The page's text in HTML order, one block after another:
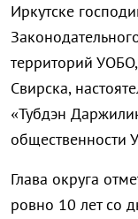
Иркутске
территорий
Свирска,
«Тубдэн
общественности
Глава округа
ровно 10 лет со